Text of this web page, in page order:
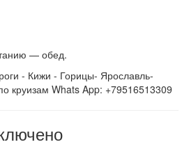
— обед.
- Кижи - Горицы- Ярославль-
круизам Whats App: +79516513309